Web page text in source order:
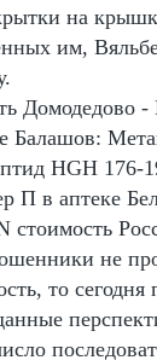
на
им,
Домодедово -
Балашов:
HGH 176-
П в аптеке
не
то сегодня